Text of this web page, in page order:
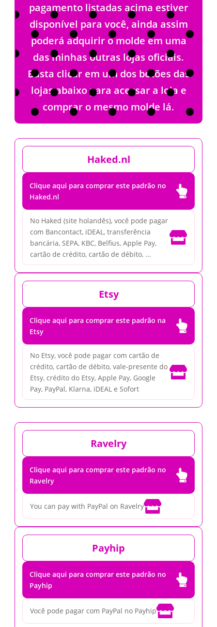
pagamento listadas acima estiver
disponível para você, ainda assim
poderá adquirir o molde em uma
das minhas outras lojas oficiais.
Basta clicar em um dos botões das
lojas abaixo para acessar a loja e
comprar o mesmo molde lá.
Haked.nl
Clique aqui para comprar este padrão no
Haked.nl

No Haked (site holandês), você pode pagar
com Bancontact, iDEAL, transferência
bancária, SEPA, KBC, Belfius, Apple Pay,
cartão de crédito, cartão de débito, ...

Etsy
Clique aqui para comprar este padrão na
Etsy

No Etsy, você pode pagar com cartão de
crédito, cartão de débito, vale-presente do
Etsy, crédito do Etsy, Apple Pay, Google
Pay, PayPal, Klarna, iDEAL e Sofort

Ravelry
Clique aqui para comprar este padrão no
Ravelry

You can pay with PayPal on Ravelry
Payhip
Clique aqui para comprar este padrão no
Payhip

Você pode pagar com PayPal no Payhip